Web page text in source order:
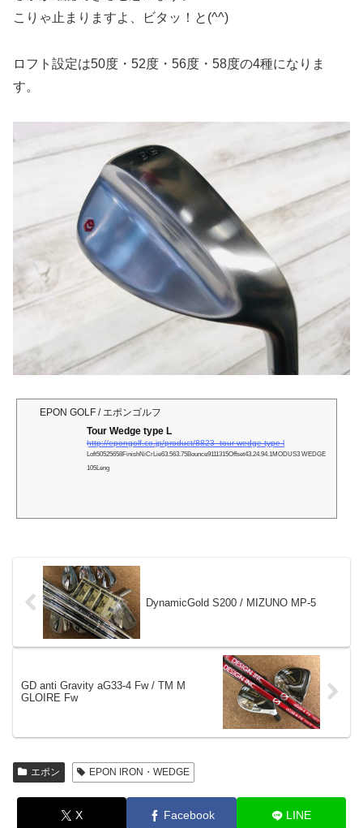
こりゃ止まりますよ、ビタッ！と(^^)
ロフト設定は50度・52度・56度・58度の4種になりま
す。
EPON GOLF / エポンゴルフ
Tour Wedge type L
http://epongolf.co.jp/product/8823_tour-wedge-type-l
Loft50525658FinishNiCrLie63.563.75Bounce9111315Offset43.24.94.1MODUS3 WEDGE
105Leng
DynamicGold S200 / MIZUNO MP-5
GD anti Gravity aG33-4 Fw / TM M
GLOIRE Fw
エポン EPON IRON・WEDGE
X Facebook LINE